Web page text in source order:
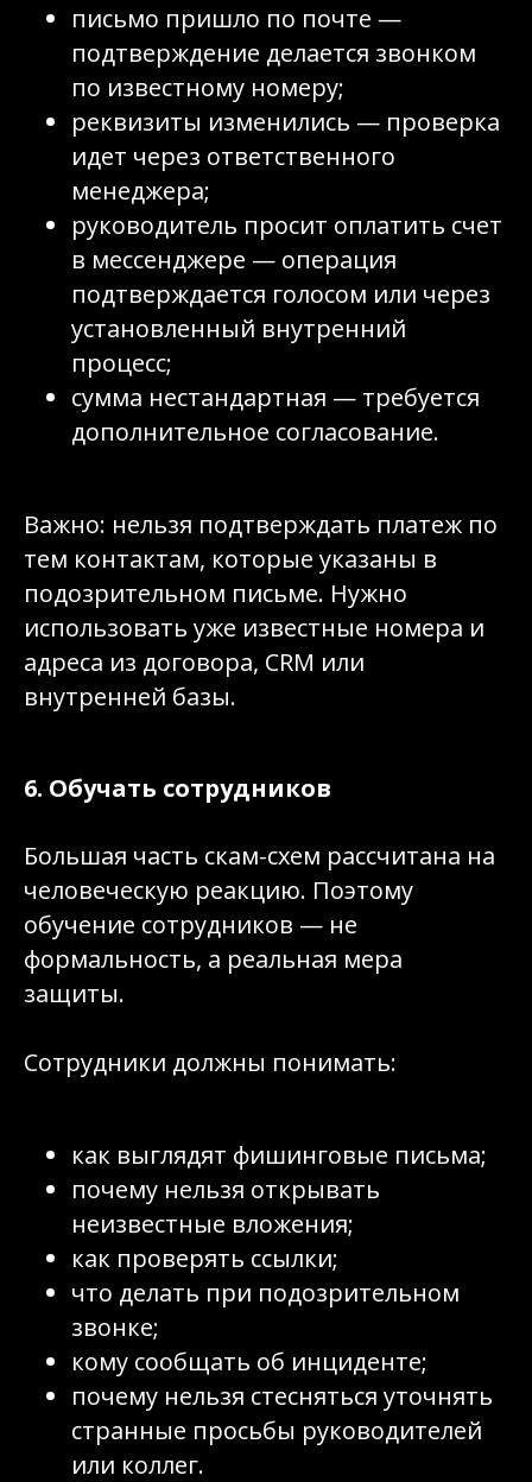
письмо пришло по почте —
подтверждение делается звонком
по известному номеру;
реквизиты изменились — проверка
идет через ответственного
менеджера;
руководитель просит оплатить счет
в мессенджере — операция
подтверждается голосом или через
установленный внутренний
процесс;
сумма нестандартная — требуется
дополнительное согласование.
Важно: нельзя подтверждать платеж по
тем контактам, которые указаны в
подозрительном письме. Нужно
использовать уже известные номера и
адреса из договора, CRM или
внутренней базы.
6. Обучать сотрудников
Большая часть скам-схем рассчитана на
человеческую реакцию. Поэтому
обучение сотрудников — не
формальность, а реальная мера
защиты.
Сотрудники должны понимать:
как выглядят фишинговые письма;
почему нельзя открывать
неизвестные вложения;
как проверять ссылки;
что делать при подозрительном
звонке;
кому сообщать об инциденте;
почему нельзя стесняться уточнять
странные просьбы руководителей
или коллег.